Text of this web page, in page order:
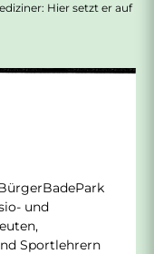
Hier setzt er auf
und
Sportlehrern